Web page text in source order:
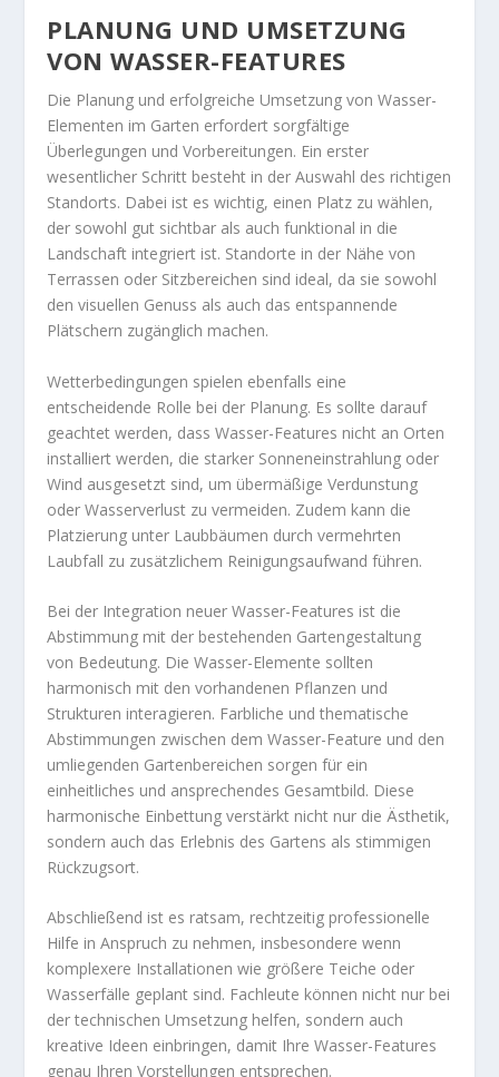
PLANUNG UND UMSETZUNG
VON WASSER-FEATURES
Die Planung und erfolgreiche Umsetzung von Wasser-
Elementen im Garten erfordert sorgfältige
Überlegungen und Vorbereitungen. Ein erster
wesentlicher Schritt besteht in der Auswahl des richtigen
Standorts. Dabei ist es wichtig, einen Platz zu wählen,
der sowohl gut sichtbar als auch funktional in die
Landschaft integriert ist. Standorte in der Nähe von
Terrassen oder Sitzbereichen sind ideal, da sie sowohl
den visuellen Genuss als auch das entspannende
Plätschern zugänglich machen.
Wetterbedingungen spielen ebenfalls eine
entscheidende Rolle bei der Planung. Es sollte darauf
geachtet werden, dass Wasser-Features nicht an Orten
installiert werden, die starker Sonneneinstrahlung oder
Wind ausgesetzt sind, um übermäßige Verdunstung
oder Wasserverlust zu vermeiden. Zudem kann die
Platzierung unter Laubbäumen durch vermehrten
Laubfall zu zusätzlichem Reinigungsaufwand führen.
Bei der Integration neuer Wasser-Features ist die
Abstimmung mit der bestehenden Gartengestaltung
von Bedeutung. Die Wasser-Elemente sollten
harmonisch mit den vorhandenen Pflanzen und
Strukturen interagieren. Farbliche und thematische
Abstimmungen zwischen dem Wasser-Feature und den
umliegenden Gartenbereichen sorgen für ein
einheitliches und ansprechendes Gesamtbild. Diese
harmonische Einbettung verstärkt nicht nur die Ästhetik,
sondern auch das Erlebnis des Gartens als stimmigen
Rückzugsort.
Abschließend ist es ratsam, rechtzeitig professionelle
Hilfe in Anspruch zu nehmen, insbesondere wenn
komplexere Installationen wie größere Teiche oder
Wasserfälle geplant sind. Fachleute können nicht nur bei
der technischen Umsetzung helfen, sondern auch
kreative Ideen einbringen, damit Ihre Wasser-Features
genau Ihren Vorstellungen entsprechen.